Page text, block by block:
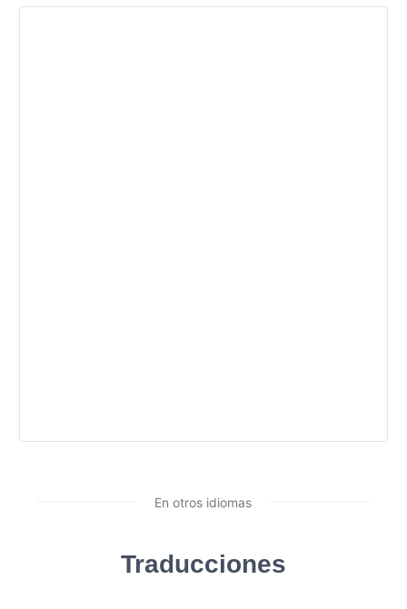
En otros idiomas
Traducciones